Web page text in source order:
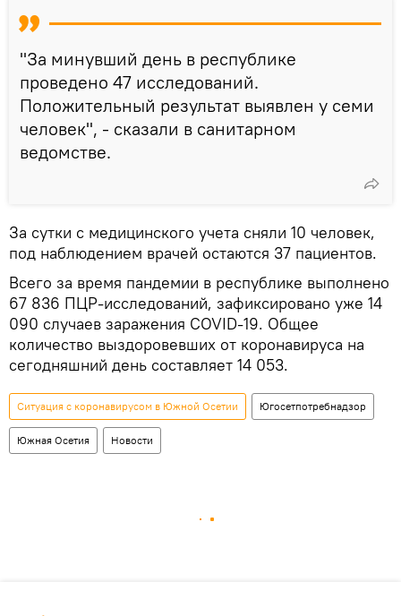
"За минувший день в республике
проведено 47 исследований.
Положительный результат выявлен у семи
человек", - сказали в санитарном
ведомстве.
За сутки с медицинского учета сняли 10 человек,
под наблюдением врачей остаются 37 пациентов.
Всего за время пандемии в республике выполнено
67 836 ПЦР-исследований, зафиксировано уже 14
090 случаев заражения COVID-19. Общее
количество выздоровевших от коронавируса на
сегодняшний день составляет 14 053.
Ситуация с коронавирусом в Южной Осетии Югосетпотребнадзор
Южная Осетия Новости